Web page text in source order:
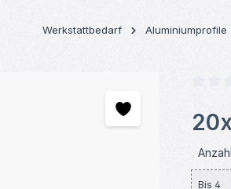
Werkstattbedarf Aluminiumprofile
Anzahl
Bis 4